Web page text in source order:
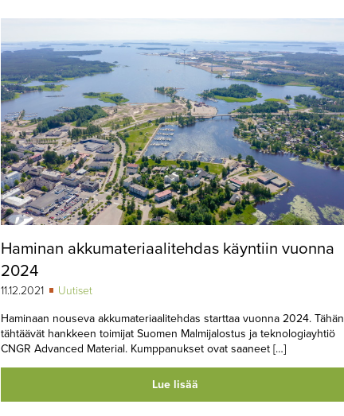
Haminan akkumateriaalitehdas käyntiin vuonna
2024
11.12.2021 Uutiset
Haminaan nouseva akkumateriaalitehdas starttaa vuonna 2024. Tähän
tähtäävät hankkeen toimijat Suomen Malmijalostus ja teknologiayhtiö
CNGR Advanced Material. Kumppanukset ovat saaneet […]
Lue lisää